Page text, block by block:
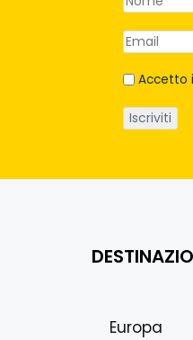
Accetto
Europa